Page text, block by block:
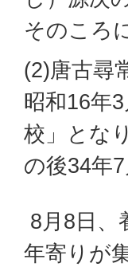
そのころ
(2)唐古尋
昭和16年
校」とな
の後34年
8月8日、
年寄りが